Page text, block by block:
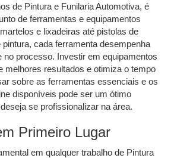
de Pintura e Funilaria Automotiva, é
de ferramentas e equipamentos
e lixadeiras até pistolas de
pintura, cada ferramenta desempenha
no processo. Investir em equipamentos
melhores resultados e otimiza o tempo
sobre as ferramentas essenciais e os
disponíveis pode ser um ótimo
se profissionalizar na área.
Primeiro Lugar
em qualquer trabalho de Pintura